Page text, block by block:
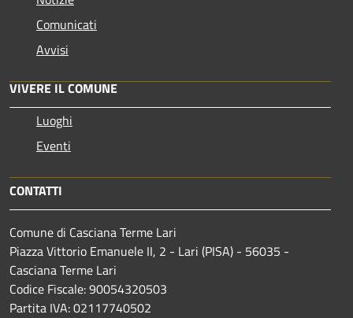
Comunicati
Avvisi
VIVERE IL COMUNE
Luoghi
Eventi
CONTATTI
Comune di Casciana Terme Lari
Piazza Vittorio Emanuele II, 2 - Lari (PISA) - 56035 -
Casciana Terme Lari
Codice Fiscale: 90054320503
Partita IVA: 02117740502